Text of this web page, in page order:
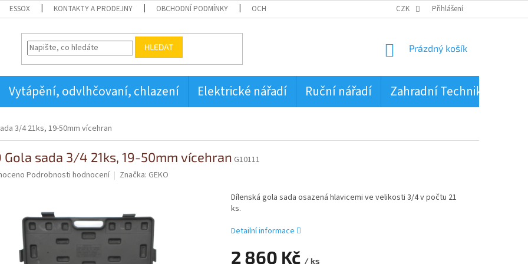
ESSOX KONTAKTY A PRODEJNY OBCHODNÍ PODMÍNKY OCHRANA OSOBNÍCH ÚDAJŮ CZK Přihlášení
HLEDAT
NÁKUPNÍ
Prázdný košík
Vytápění, odvlhčovaní, chlazení Elektrické nářadí Ruční nářadí Zahradní Technika
3/4 21ks, 19-50mm vícehran
Gola sada 3/4 21ks, 19-50mm vícehran G10111
Podrobnosti hodnocení Značka: GEKO
2 860 Kč / ks
Dílenská gola sada osazená hlavicemi ve velikosti 3/4 v počtu 21
ks.
Detailní informace